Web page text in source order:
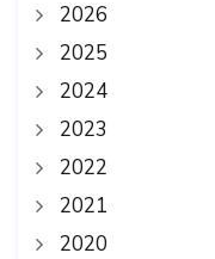
2026
2025
2024
2023
2022
2021
2020